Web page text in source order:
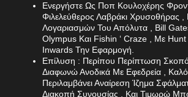
Ενεργήστε Ως Ποπ Κουλοχέρης
Φιλελεύθερος Λαβράκι Χρυσοθήρας ,
Λογαριασμών Του Απόλυτα , Bill
Olympus Και Fishin ‘ Craze , Με Hunt
Inwards Την Εφαρμογή.
Επίλυση : Περίπου Περίπτωση
Διαφωνώ Ανοδικά Με Εφεδρεία ,
Περιλαμβάνει Αναίρεση Ίζημα
Διακοπή Συνουσίας , Και Τιμωρώ